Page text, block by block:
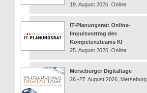
19. August 2026, Online
IT-Planungsrat: Online-
Impulsvortrag des
Kompetenzteams KI
25. August 2026, Online
Merseburger Digitaltage
26.-27. August 2026, Merseburg